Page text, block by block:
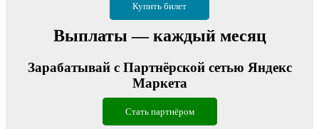
Купить билет
Выплаты — каждый месяц
Зарабатывай с Партнёрской сетью Яндекс
Маркета
Стать партнёром